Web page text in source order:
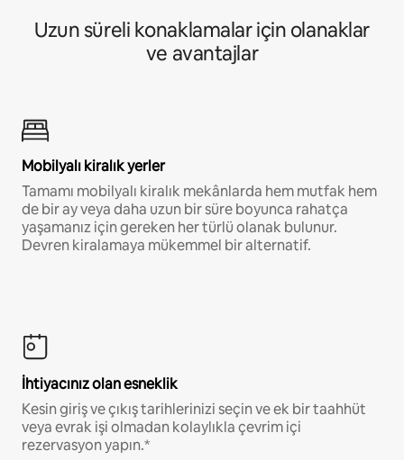
Uzun süreli konaklamalar için olanaklar
ve avantajlar
Mobilyalı kiralık yerler
Tamamı mobilyalı kiralık mekânlarda hem mutfak hem
de bir ay veya daha uzun bir süre boyunca rahatça
yaşamanız için gereken her türlü olanak bulunur.
Devren kiralamaya mükemmel bir alternatif.
İhtiyacınız olan esneklik
Kesin giriş ve çıkış tarihlerinizi seçin ve ek bir taahhüt
veya evrak işi olmadan kolaylıkla çevrim içi
rezervasyon yapın.*